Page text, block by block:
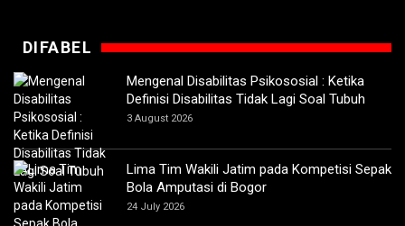
DIFABEL
Mengenal Disabilitas Psikososial : Ketika
Definisi Disabilitas Tidak Lagi Soal Tubuh
3 August 2026
Lima Tim Wakili Jatim pada Kompetisi Sepak
Bola Amputasi di Bogor
24 July 2026